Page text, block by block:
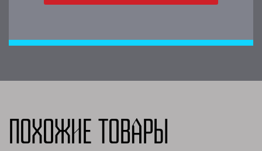
Похожие товары